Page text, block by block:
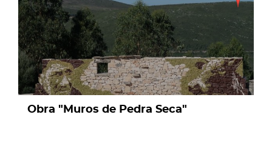
Obra "Muros de Pedra Seca"